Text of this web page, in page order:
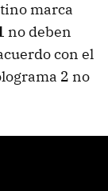
marca
no deben
con el
2 no